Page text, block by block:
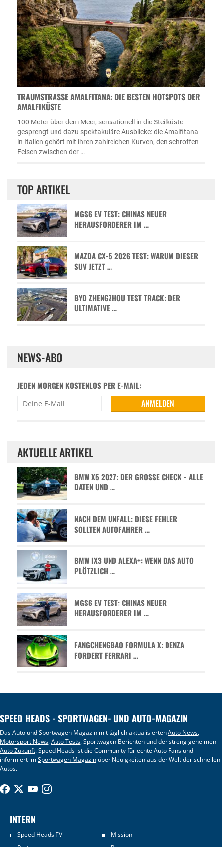
TRAUMSTRASSE AMALFITANA: DIE BESTEN HOTSPOTS DER A
MALFIKÜSTE
100 Meter über dem Meer, sensationell in die Steilküste
gesprengt und dazu spektakuläre Ausblicke: die Amalfitana
in Italien gehört mit ihren zahlreichen Kurven, den schroffen
Felsen zwischen der …
TOP ARTIKEL
MGS6 EV TEST: CHINAS NEUER
HERAUSFORDERER IM …
MAZDA CX-5 2026 TEST: WARUM DIESER
SUV JETZT …
BYD ZHENGZHOU TEST TRACK: DER
ULTIMATIVE …
NEWS-ABO
JEDEN MORGEN KOSTENLOS PER E-MAIL:
AKTUELLE ARTIKEL
BMW X5 2027: DER GROSSE CHECK - ALLE D
ATEN UND …
NACH DEM UNFALL: DIESE FEHLER
SOLLTEN AUTOFAHRER …
BMW IX3 UND ALEXA+: WENN DAS AUTO
PLÖTZLICH …
MGS6 EV TEST: CHINAS NEUER
HERAUSFORDERER IM …
FANGCHENGBAO FORMULA X: DENZA
FORDERT FERRARI …
SPEED HEADS - SPORTWAGEN- UND AUTO-MAGAZIN
Das Auto und Sportwagen Magazin mit täglich aktualisiertenAuto News,
Motorsport News,Auto Tests, Sportwagen Berichten und der streng geheimen
Auto Zukunft. Speed Heads ist die Community für echte Auto-Fans und
informiert imSportwagen Magazin über Neuigkeiten aus der Welt der schnellen
Autos.
INTERN
Speed Heads TV
Mission